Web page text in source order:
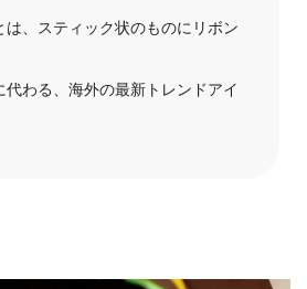
は、スティック状のものにリボン
代わる、海外の最新トレンドアイ